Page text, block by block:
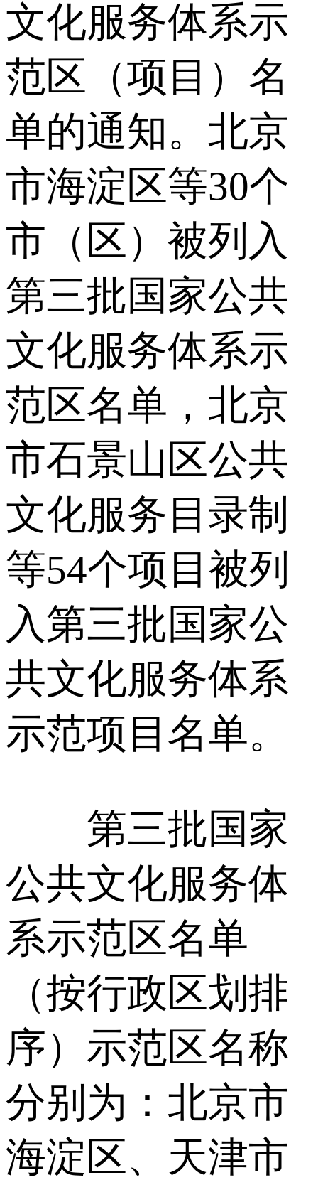
文化服务体系示
范区（项目）名
单的通知。北京
市海淀区等30个
市（区）被列入
第三批国家公共
文化服务体系示
范区名单，北京
市石景山区公共
文化服务目录制
等54个项目被列
入第三批国家公
共文化服务体系
示范项目名单。
第三批国家
公共文化服务体
系示范区名单
（按行政区划排
序）示范区名称
分别为：北京市
海淀区、天津市